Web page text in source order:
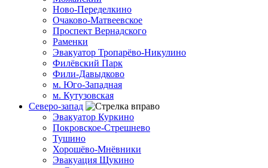
Ново-Переделкино
Очаково-Матвеевское
Проспект Вернадского
Раменки
Эвакуатор Тропарёво-Никулино
Филёвский Парк
Фили-Давыдково
м. Юго-Западная
м. Кутузовская
Северо-запад
Эвакуатор Куркино
Покровское-Стрешнево
Тушино
Хорошёво-Мнёвники
Эвакуация Щукино